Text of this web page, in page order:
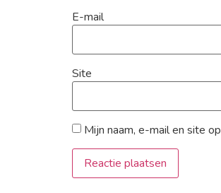
E-mail
Site
Mijn naam, e-mail en site